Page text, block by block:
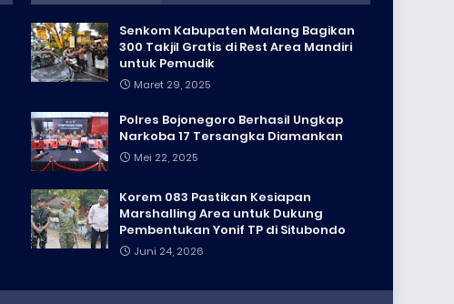
Senkom Kabupaten Malang Bagikan
300 Takjil Gratis di Rest Area Mandiri
untuk Pemudik
Maret 29, 2025
Polres Bojonegoro Berhasil Ungkap
Narkoba 17 Tersangka Diamankan
Mei 22, 2025
Korem 083 Pastikan Kesiapan
Marshalling Area untuk Dukung
Pembentukan Yonif TP di Situbondo
Juni 24, 2026